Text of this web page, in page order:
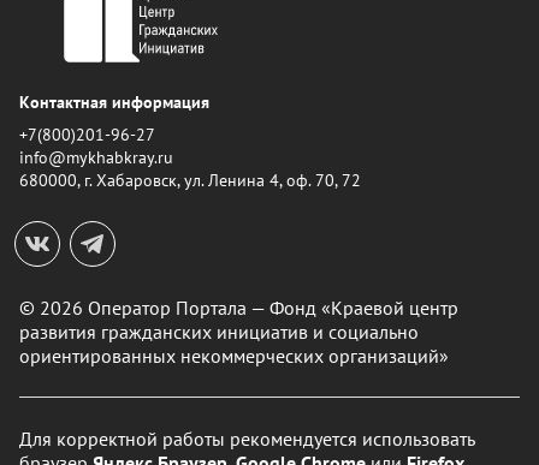
Контактная информация
+7(800)201-96-27
info@mykhabkray.ru
680000, г. Хабаровск, ул. Ленина 4, оф. 70, 72
© 2026 Оператор Портала — Фонд «Краевой центр
развития гражданских инициатив и социально
ориентированных некоммерческих организаций»
Для корректной работы рекомендуется использовать